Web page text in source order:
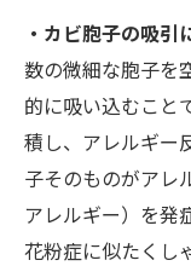
・カビ胞子の吸引
数の微細な胞子を
的に吸い込むこと
積し、アレルギー
子そのものがアレ
アレルギー）を発
花粉症に似たくし